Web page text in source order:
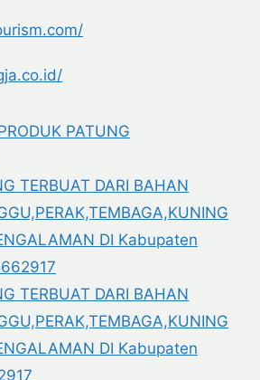
PATUNG
TERBUAT DARI BAHAN
DI Kabupaten
TERBUAT DARI BAHAN
DI Kabupaten